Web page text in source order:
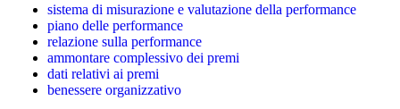
sistema di misurazione e valutazione della performance
piano delle performance
relazione sulla performance
ammontare complessivo dei premi
dati relativi ai premi
benessere organizzativo